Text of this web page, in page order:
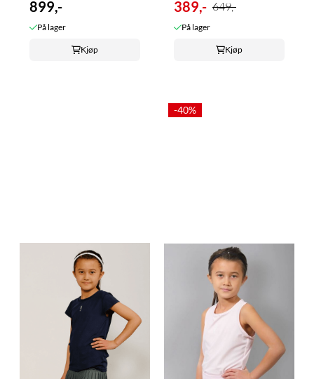
899,-
På lager
Kjøp
389,- 649,-
På lager
Kjøp
-40%